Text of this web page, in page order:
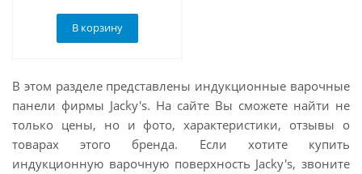
В корзину
В этом разделе представлены индукционные варочные
панели фирмы Jacky's. На сайте Вы сможете найти не
только цены, но и фото, характеристики, отзывы о
товарах этого бренда. Если хотите
купить
индукционную варочную поверхность Jacky's, звоните